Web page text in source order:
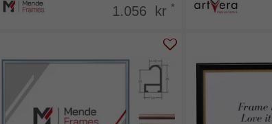
1.056 kr *